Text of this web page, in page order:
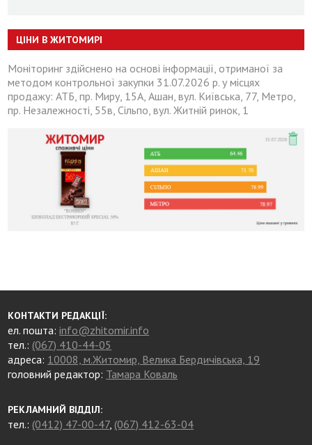
ЦІНИ В ЖИТОМИРІ
Моніторинг здійснено на основі інформації, отриманої за
методом контрольної закупки 31.07.2026 р. у місцях
продажу: АТБ, пр. Миру, 15А, Ашан, вул. Київська, 77, Метро,
пр. Незалежності, 55в, Сільпо, вул. Житній ринок, 1
КОНТАКТИ РЕДАКЦІЇ:
ел. пошта:info@zhitomir.info
тел.: (067) 410-44-05
адреса: 10008, м.Житомир, Велика Бердичівська, 19
головний редактор: Тамара Коваль
РЕКЛАМНИЙ ВІДДІЛ:
тел.: (0412) 47-00-47, (067) 412-63-04